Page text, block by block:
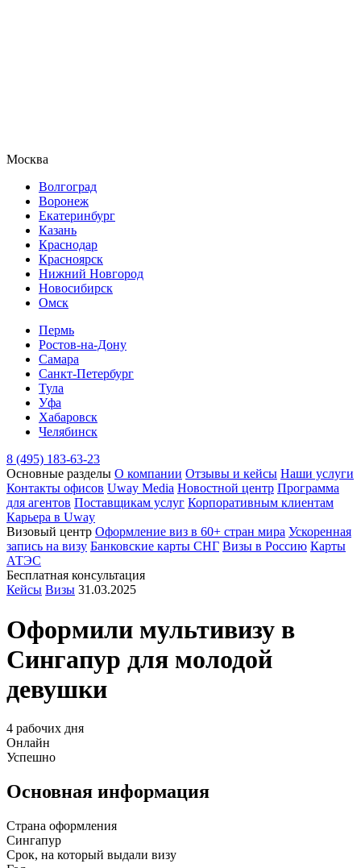
Москва
Волгоград
Воронеж
Екатеринбург
Казань
Краснодар
Красноярск
Нижний Новгород
Новосибирск
Омск
Пермь
Ростов-на-Дону
Самара
Санкт-Петербург
Тула
Уфа
Хабаровск
Челябинск
8 (495) 183-63-23
Основные разделы О компании Отзывы и кейсы Наши услуги
Контакты офисов Uway Media Новостной центр Программа
для агентов Поставщикам услуг Корпоративным клиентам
Карьера в Uway
Визовый центр Оформление виз в 60+ стран мира Ускоренная
запись на визу Банковские карты СНГ Визы в Россию Карты
АТЭС
Бесплатная консультация
Кейсы Визы 31.03.2025
Оформили мультивизу в
Сингапур для молодой
девушки
4 рабочих дня
Онлайн
Успешно
Основная информация
Страна оформления
Сингапур
Срок, на который выдали визу